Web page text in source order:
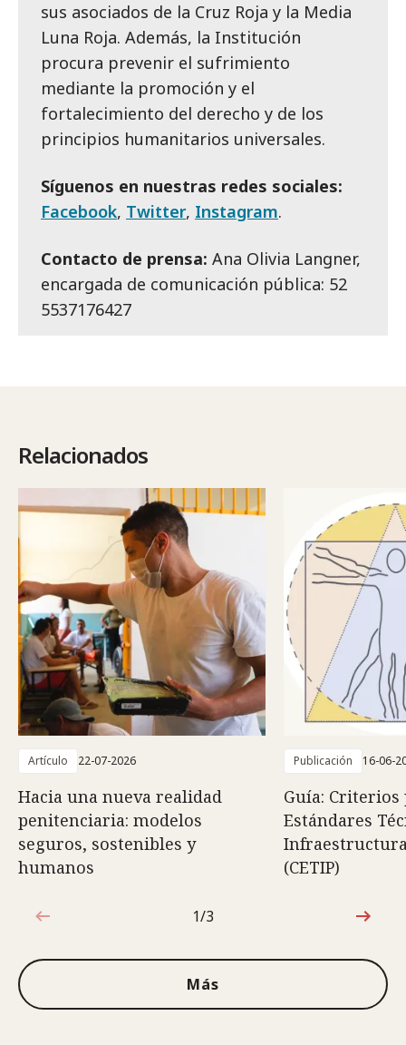
sus asociados de la Cruz Roja y la Media
Luna Roja. Además, la Institución
procura prevenir el sufrimiento
mediante la promoción y el
fortalecimiento del derecho y de los
principios humanitarios universales.
Síguenos en nuestras redes sociales:
Facebook, Twitter, Instagram.
Contacto de prensa: Ana Olivia Langner,
encargada de comunicación pública: 52
5537176427
Relacionados
Artículo 22-07-2026
Hacia una nueva realidad
penitenciaria: modelos
seguros, sostenibles y
humanos
Publicación 16-06-
Guía: Criterios
Estándares
(CETIP)
1de3
1/3
Más